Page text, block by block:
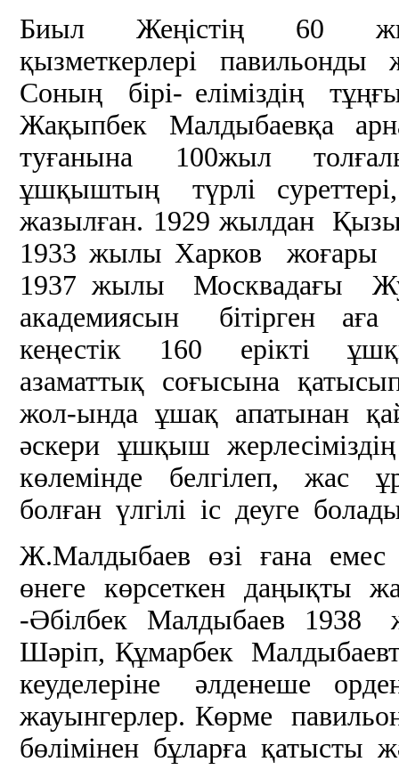
Биыл Жеңістің 60
қызметкерлері
Соның бірі- еліміздің
Жақыпбек Малдыбаевқа
туғанына 100жыл
ұшқыштың түрлі
жазылған. 1929 жылдан
1933 жылы Харков жоғары
1937 жылы Москвадағы
академиясын бітірген
кеңестік 160 ерікті
азаматтық соғысына
жол-ында ұшақ апатынан
әскери ұшқыш
көлемінде белгілеп, жас
болған үлгілі іс деуге
Ж.Малдыбаев өзі ғана емес
өнеге көрсеткен даңықты
-Әбілбек Малдыбаев
Шәріп, Құмарбек
кеуделеріне әлденеше
жауынгерлер. Көрме
бөлімінен бұларға қатысты